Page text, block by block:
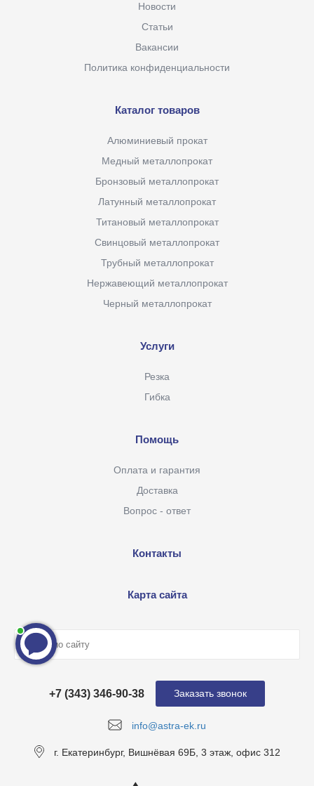
Новости
Статьи
Вакансии
Политика конфиденциальности
Каталог товаров
Алюминиевый прокат
Медный металлопрокат
Бронзовый металлопрокат
Латунный металлопрокат
Титановый металлопрокат
Свинцовый металлопрокат
Трубный металлопрокат
Нержавеющий металлопрокат
Черный металлопрокат
Услуги
Резка
Гибка
Помощь
Оплата и гарантия
Доставка
Вопрос - ответ
Контакты
Карта сайта
info@astra-ek.ru
+7 (343) 346-90-38
г. Екатеринбург, Вишнёвая 69Б, 3 этаж, офис 312
Заказать звонок